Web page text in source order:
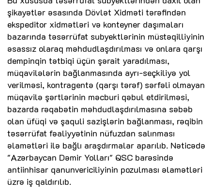
şikayətlər əsasında Dövlət Xidməti tərəfindən
ekspeditor xidmətləri və konteyner daşımaları
bazarında təsərrüfat subyektlərinin müstəqilliyinin
əsassız olaraq məhdudlaşdırılması və onlara qarşı
dempinqin tətbiqi üçün şərait yaradılması,
müqavilələrin bağlanmasında ayrı-seçkiliyə yol
verilməsi, kontragentə (qarşı tərəf) sərfəli olmayan
müqavilə şərtlərinin məcburi qəbul etdirilməsi,
bazarda rəqabətin məhdudlaşdırılmasına səbəb
olan üfüqi və şaquli sazişlərin bağlanması, rəqibin
təsərrüfat fəaliyyətinin nüfuzdan salınması
əlamətləri ilə bağlı araşdırmalar aparılıb. Nəticədə
"Azərbaycan Dəmir Yolları" QSC barəsində
antiinhisar qanunvericiliyinin pozulması əlamətləri
üzrə iş qaldırılıb.